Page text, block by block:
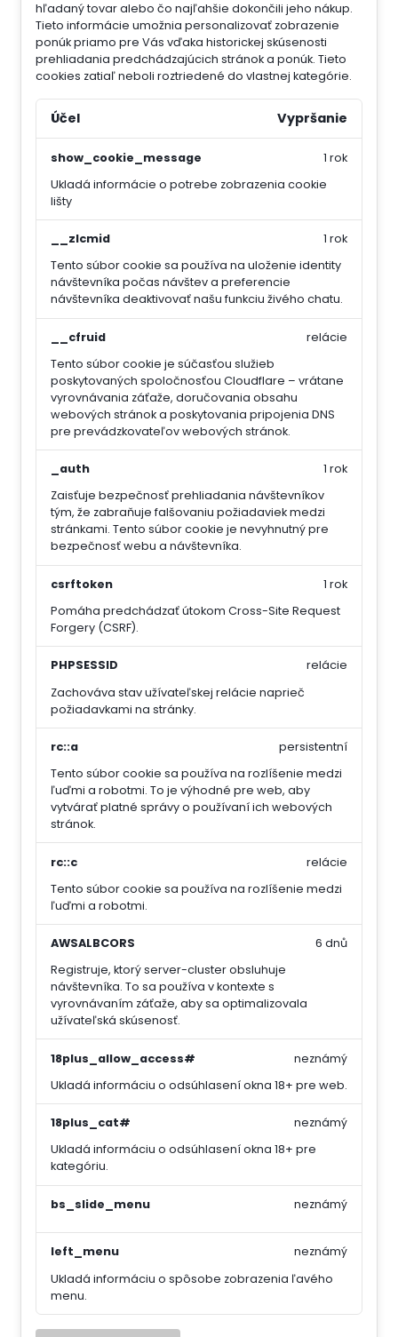
hľadaný tovar alebo čo najľahšie dokončili jeho nákup.
Tieto informácie umožnia personalizovať zobrazenie
ponúk priamo pre Vás vďaka historickej skúsenosti
prehliadania predchádzajúcich stránok a ponúk. Tieto
cookies zatiaľ neboli roztriedené do vlastnej kategórie.
Účel Vypršanie
show_cookie_message
Ukladá informácie o potrebe zobrazenia cookie
lišty
1 rok
__zlcmid
Tento súbor cookie sa používa na uloženie identity
návštevníka počas návštev a preferencie
návštevníka deaktivovať našu funkciu živého chatu.
1 rok
__cfruid
Tento súbor cookie je súčasťou služieb
poskytovaných spoločnosťou Cloudflare – vrátane
vyrovnávania záťaže, doručovania obsahu
webových stránok a poskytovania pripojenia DNS
pre prevádzkovateľov webových stránok.
relácie
_auth
Zaisťuje bezpečnosť prehliadania návštevníkov
tým, že zabraňuje falšovaniu požiadaviek medzi
stránkami. Tento súbor cookie je nevyhnutný pre
bezpečnosť webu a návštevníka.
1 rok
csrftoken
Pomáha predchádzať útokom Cross-Site Request
Forgery (CSRF).
1 rok
PHPSESSID
Zachováva stav užívateľskej relácie naprieč
požiadavkami na stránky.
relácie
rc::a
Tento súbor cookie sa používa na rozlíšenie medzi
ľuďmi a robotmi. To je výhodné pre web, aby
vytvárať platné správy o používaní ich webových
stránok.
persistentní
rc::c
Tento súbor cookie sa používa na rozlíšenie medzi
ľuďmi a robotmi.
relácie
AWSALBCORS
Registruje, ktorý server-cluster obsluhuje
návštevníka. To sa používa v kontexte s
vyrovnávaním záťaže, aby sa optimalizovala
užívateľská skúsenosť.
6 dnů
18plus_allow_access#
Ukladá informáciu o odsúhlasení okna 18+ pre web.
neznámý
18plus_cat#
Ukladá informáciu o odsúhlasení okna 18+ pre
kategóriu.
neznámý
bs_slide_menu neznámý
left_menu
Ukladá informáciu o spôsobe zobrazenia ľavého
menu.
neznámý